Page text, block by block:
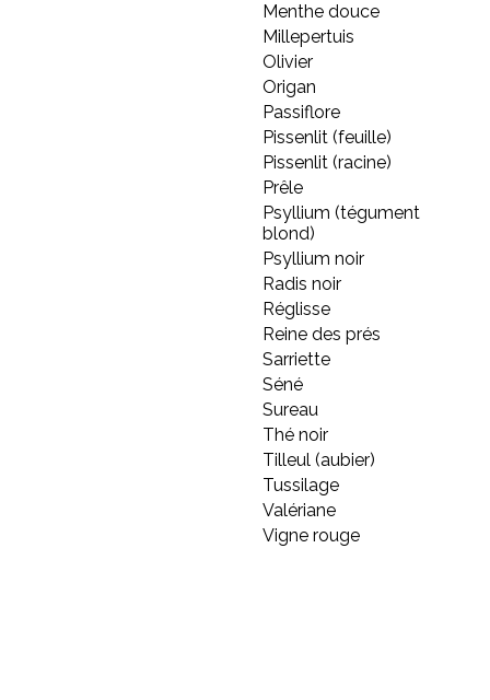
Menthe douce
Millepertuis
Olivier
Origan
Passiflore
Pissenlit (feuille)
Pissenlit (racine)
Prêle
Psyllium (tégument
blond)
Psyllium noir
Radis noir
Réglisse
Reine des prés
Sarriette
Séné
Sureau
Thé noir
Tilleul (aubier)
Tussilage
Valériane
Vigne rouge